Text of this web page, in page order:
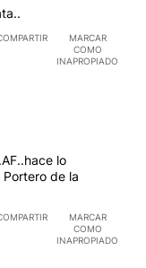
MARCAR
COMO
INAPROPIADO
lo
de la
MARCAR
COMO
INAPROPIADO